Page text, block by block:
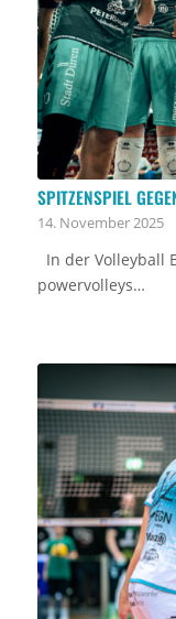
SPITZENSPIEL
14. November 2025
In der Volleyball
powervolleys…